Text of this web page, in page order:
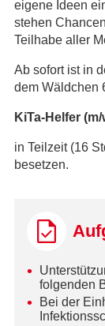
eigene Ideen
stehen
Teilhabe aller
Ab sofort ist in
dem Wäldchen
KiTa-Helfer (m/
in Teilzeit (16
besetzen.
folgenden
Bei der